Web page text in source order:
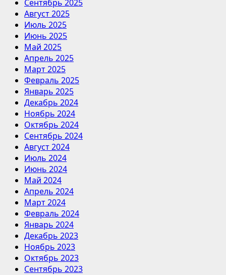
Сентябрь 2025
Август 2025
Июль 2025
Июнь 2025
Май 2025
Апрель 2025
Март 2025
Февраль 2025
Январь 2025
Декабрь 2024
Ноябрь 2024
Октябрь 2024
Сентябрь 2024
Август 2024
Июль 2024
Июнь 2024
Май 2024
Апрель 2024
Март 2024
Февраль 2024
Январь 2024
Декабрь 2023
Ноябрь 2023
Октябрь 2023
Сентябрь 2023